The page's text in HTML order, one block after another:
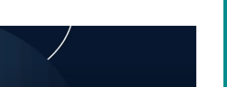
Miss Sud 2026: si parte lunedì 10